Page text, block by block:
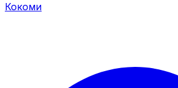
Кокоми